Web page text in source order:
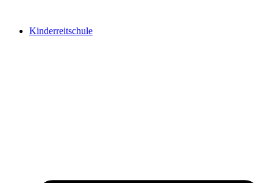
Kinderreitschule